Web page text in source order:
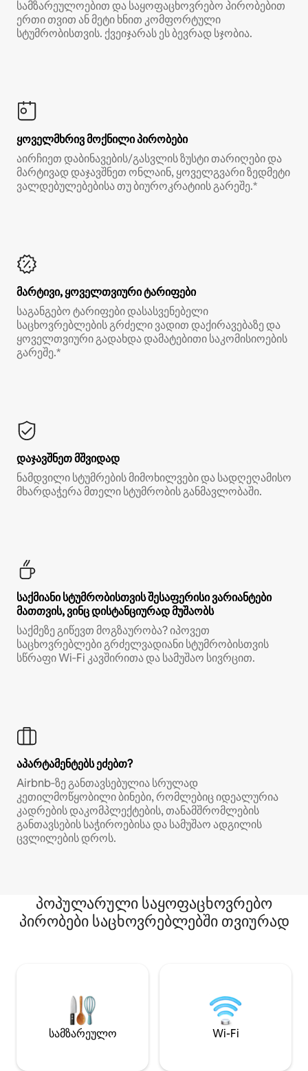
სამზარეულოებით და საყოფაცხოვრებო პირობებით
ერთი თვით ან მეტი ხნით კომფორტული
სტუმრობისთვის. ქვეიჯარას ეს ბევრად სჯობია.
ყოველმხრივ მოქნილი პირობები
აირჩიეთ დაბინავების/გასვლის ზუსტი თარიღები და
მარტივად დაჯავშნეთ ონლაინ, ყოველგვარი ზედმეტი
ვალდებულებებისა თუ ბიუროკრატიის გარეშე.*
მარტივი, ყოველთვიური ტარიფები
საგანგებო ტარიფები დასასვენებელი
საცხოვრებლების გრძელი ვადით დაქირავებაზე და
ყოველთვიური გადახდა დამატებითი საკომისიოების
გარეშე.*
დაჯავშნეთ მშვიდად
ნამდვილი სტუმრების მიმოხილვები და სადღეღამისო
მხარდაჭერა მთელი სტუმრობის განმავლობაში.
საქმიანი სტუმრობისთვის შესაფერისი ვარიანტები
მათთვის, ვინც დისტანციურად მუშაობს
საქმეზე გიწევთ მოგზაურობა? იპოვეთ
საცხოვრებლები გრძელვადიანი სტუმრობისთვის
სწრაფი Wi‑Fi კავშირითა და სამუშაო სივრცით.
აპარტამენტებს ეძებთ?
Airbnb‑ზე განთავსებულია სრულად
კეთილმოწყობილი ბინები, რომლებიც იდეალურია
კადრების დაკომპლექტების, თანამშრომლების
განთავსების საჭიროებისა და სამუშაო ადგილის
ცვლილების დროს.
პოპულარული საყოფაცხოვრებო
პირობები საცხოვრებლებში თვიურად
სამზარეულო Wi-Fi